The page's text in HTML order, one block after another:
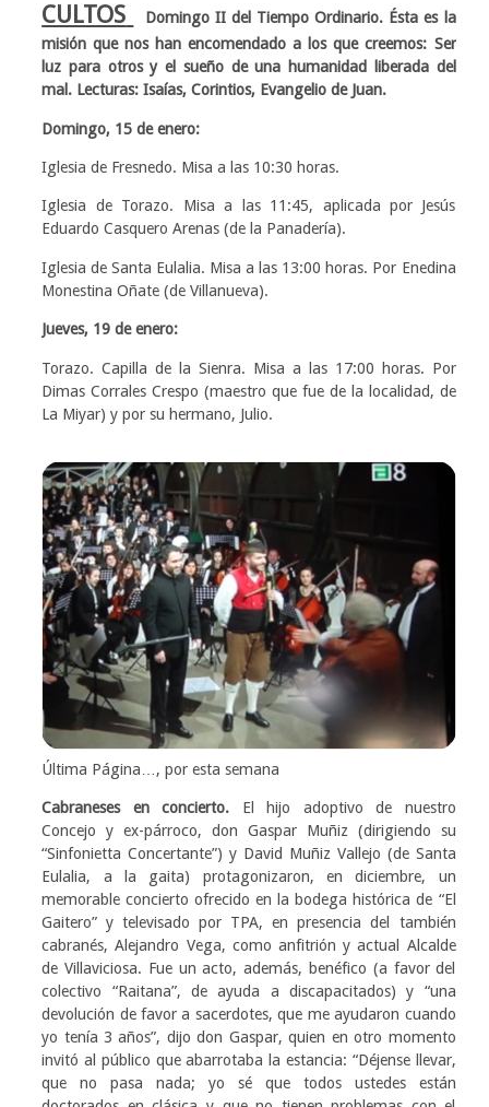
CULTOS
Domingo II del Tiempo Ordinario. Ésta es la
misión que nos han encomendado a los que creemos: Ser
luz para otros y el sueño de una humanidad liberada del
mal. Lecturas: Isaías, Corintios, Evangelio de Juan.
Domingo, 15 de enero:
Iglesia de Fresnedo. Misa a las 10:30 horas.
Iglesia de Torazo. Misa a las 11:45, aplicada por Jesús
Eduardo Casquero Arenas (de la Panadería).
Iglesia de Santa Eulalia. Misa a las 13:00 horas. Por Enedina
Monestina Oñate (de Villanueva).
Jueves, 19 de enero:
Torazo. Capilla de la Sienra. Misa a las 17:00 horas. Por
Dimas Corrales Crespo (maestro que fue de la localidad, de
La Miyar) y por su hermano, Julio.
Última Página…, por esta semana
Cabraneses en concierto. El hijo adoptivo de nuestro
Concejo y ex-párroco, don Gaspar Muñiz (dirigiendo su
“Sinfonietta Concertante”) y David Muñiz Vallejo (de Santa
Eulalia, a la gaita) protagonizaron, en diciembre, un
memorable concierto ofrecido en la bodega histórica de “El
Gaitero” y televisado por TPA, en presencia del también
cabranés, Alejandro Vega, como anfitrión y actual Alcalde
de Villaviciosa. Fue un acto, además, benéfico (a favor del
colectivo “Raitana”, de ayuda a discapacitados) y “una
devolución de favor a sacerdotes, que me ayudaron cuando
yo tenía 3 años”, dijo don Gaspar, quien en otro momento
invitó al público que abarrotaba la estancia: “Déjense llevar,
que no pasa nada; yo sé que todos ustedes están